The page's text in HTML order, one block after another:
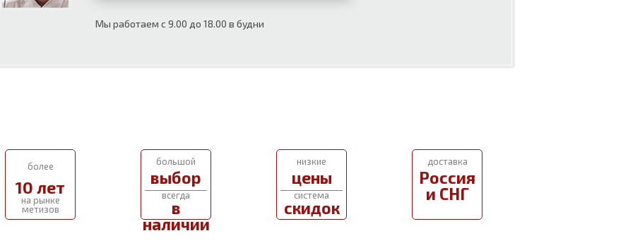
Мы работаем с 9.00 до 18.00 в будни
более
10 лет
на рынке
метизов
большой
выбор
всегда
в
наличии
низкие
цены
система
скидок
доставка
Россия
и СНГ